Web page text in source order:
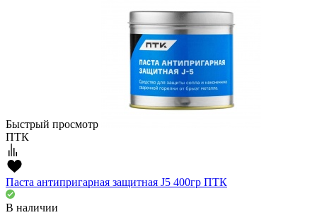
Быстрый просмотр
ПТК
Паста антипригарная защитная J5 400гр ПТК
В наличии